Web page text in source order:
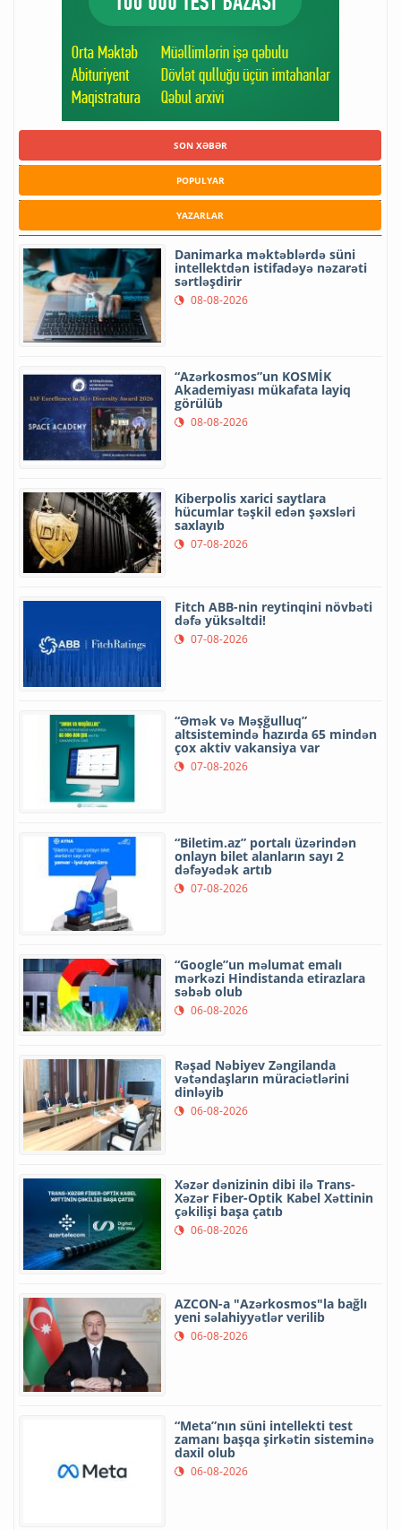
SON XƏBƏR
POPULYAR
YAZARLAR
Danimarka məktəblərdə süni
intellektdən istifadəyə nəzarəti
sərtləşdirir
08-08-2026
“Azərkosmos”un KOSMİK
Akademiyası mükafata layiq
görülüb
08-08-2026
Kiberpolis xarici saytlara
hücumlar təşkil edən şəxsləri
saxlayıb
07-08-2026
Fitch ABB-nin reytinqini növbəti
dəfə yüksəltdi!
07-08-2026
“Əmək və Məşğulluq”
altsistemində hazırda 65 mindən
çox aktiv vakansiya var
07-08-2026
“Biletim.az” portalı üzərindən
onlayn bilet alanların sayı 2
dəfəyədək artıb
07-08-2026
“Google”un məlumat emalı
mərkəzi Hindistanda etirazlara
səbəb olub
06-08-2026
Rəşad Nəbiyev Zəngilanda
vətəndaşların müraciətlərini
dinləyib
06-08-2026
Xəzər dənizinin dibi ilə Trans-
Xəzər Fiber-Optik Kabel Xəttinin
çəkilişi başa çatıb
06-08-2026
AZCON-a "Azərkosmos"la bağlı
yeni səlahiyyətlər verilib
06-08-2026
“Meta”nın süni intellekti test
zamanı başqa şirkətin sisteminə
daxil olub
06-08-2026